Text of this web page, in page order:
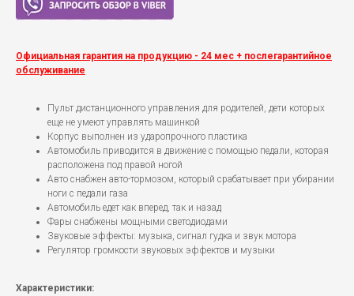
Официальная гарантия на продукцию - 24 мес + послегарантийное
обслуживание
Пульт дистанционного управления для родителей, дети которых
еще не умеют управлять машинкой
Корпус выполнен из ударопрочного пластика
Автомобиль приводится в движение с помощью педали, которая
расположена под правой ногой
Авто снабжен авто-тормозом, который срабатывает при убирании
ноги с педали газа
Автомобиль едет как вперед, так и назад
Фары снабжены мощными светодиодами
Звуковые эффекты: музыка, сигнал гудка и звук мотора
Регулятор громкости звуковых эффектов и музыки
Характеристики: